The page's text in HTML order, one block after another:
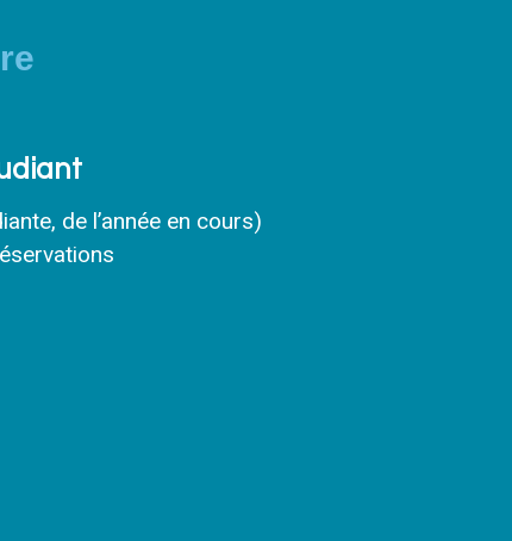
de l’année en cours)